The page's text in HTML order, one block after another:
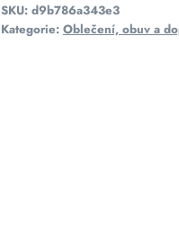
SKU: d9b786a343e3
Kategorie: Oblečení, obuv a